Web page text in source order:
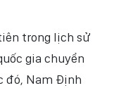
trong lịch sử
gia chuyển
đó, Nam Định